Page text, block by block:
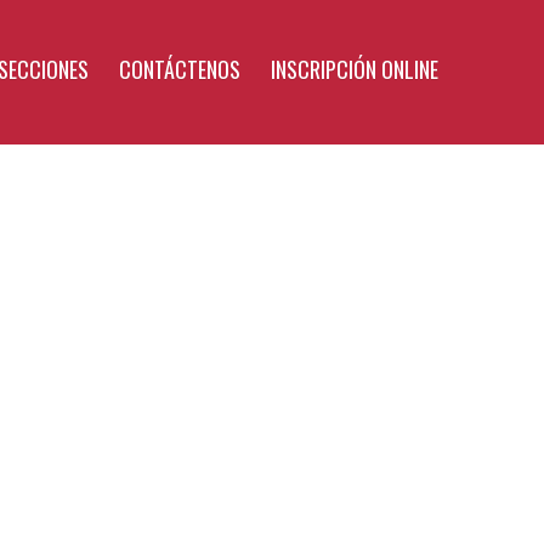
CONTÁCTENOS INSCRIPCIÓN ONLINE